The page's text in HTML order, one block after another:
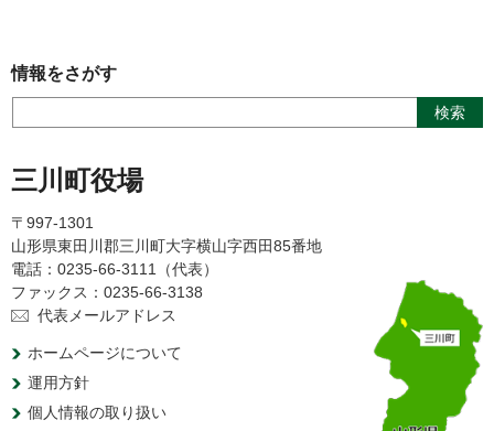
情報をさがす
三川町役場
〒997-1301
山形県東田川郡三川町大字横山字西田85番地
電話：0235-66-3111（代表）
ファックス：0235-66-3138
代表メールアドレス
ホームページについて
運用方針
個人情報の取り扱い